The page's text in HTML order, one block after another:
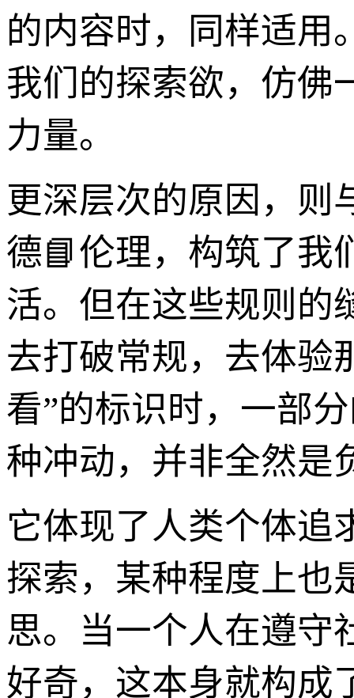
的内容时，同样适用
我们的探索欲，仿佛
力量。
更深层次的原因，则
德📘伦理，构筑了我
活。但在这些规则的
去打破常规，去体验
看”的标识时，一部
种冲动，并非全然是
它体现了人类个体追
探索，某种程度上也
思。当一个人在遵守
好奇，这本身就构成